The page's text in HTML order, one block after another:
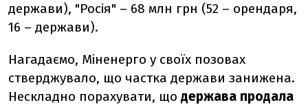
держави), "Росія" – 68 млн грн (52 – орендаря,
16 – держави).
Нагадаємо, Міненерго у своїх позовах
стверджувало, що частка держави занижена.
Нескладно порахувати, що держава продала